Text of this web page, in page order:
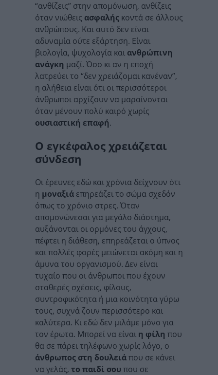
“ανθίζεις” στην απομόνωση, ανθίζεις
όταν νιώθεις ασφαλής κοντά σε άλλους
ανθρώπους. Και αυτό δεν είναι
αδυναμία ούτε εξάρτηση. Είναι
βιολογία, ψυχολογία και ανθρώπινη
ανάγκη μαζί. Όσο κι αν η εποχή
λατρεύει το “δεν χρειάζομαι κανέναν”,
η αλήθεια είναι ότι οι περισσότεροι
άνθρωποι αρχίζουν να μαραίνονται
όταν μένουν πολύ καιρό χωρίς
ουσιαστική επαφή.
Ο εγκέφαλος χρειάζεται
σύνδεση
Οι έρευνες εδώ και χρόνια δείχνουν ότι
η μοναξιά επηρεάζει το σώμα σχεδόν
όπως το χρόνιο στρες. Όταν
απομονώνεσαι για μεγάλο διάστημα,
αυξάνονται οι ορμόνες του άγχους,
πέφτει η διάθεση, επηρεάζεται ο ύπνος
και πολλές φορές μειώνεται ακόμη και η
άμυνα του οργανισμού. Δεν είναι
τυχαίο που οι άνθρωποι που έχουν
σταθερές σχέσεις, φίλους,
συντροφικότητα ή μια κοινότητα γύρω
τους, συχνά ζουν περισσότερο και
καλύτερα. Κι εδώ δεν μιλάμε μόνο για
τον έρωτα. Μπορεί να είναι η φίλη που
θα σε πάρει τηλέφωνο χωρίς λόγο, ο
άνθρωπος στη δουλειάπου σε κάνει
να γελάς, το παιδί σουπου σε